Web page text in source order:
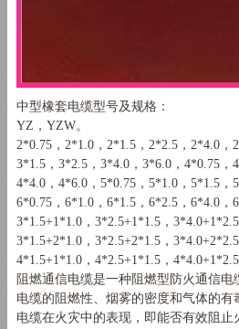
中型橡套电缆型号及规格：
YZ ， YZW。
2*0.75 ， 2*1.0 ， 2*1.5 ， 2*2.5 ， 2*4.0 ，
3*1.5 ， 3*2.5 ， 3*4.0 ， 3*6.0 ， 4*0.75 ，
4*4.0 ， 4*6.0 ， 5*0.75 ， 5*1.0 ， 5*1.5 ，
6*0.75 ， 6*1.0 ， 6*1.5 ， 6*2.5 ， 6*4.0 ，
3*1.5+1*1.0 ， 3*2.5+1*1.5 ， 3*4.0+1*2.5
3*1.5+2*1.0 ， 3*2.5+2*1.5 ， 3*4.0+2*2.5
4*1.5+1*1.0 ， 4*2.5+1*1.5 ， 4*4.0+1*2.5
阻燃通信电缆是一种阻燃型防火通信电
电缆的阻燃性、烟雾的密度和气体的有
电缆在火灾中的表现，即能否有效阻止